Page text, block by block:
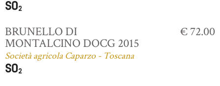
BRUNELLO DI
MONTALCINO DOCG 2015
Società agricola Caparzo - Toscana
€ 72.00